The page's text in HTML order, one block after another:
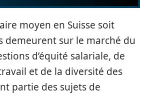
moyen en Suisse soit
demeurent sur le marché du
d’équité salariale, de
et de la diversité des
partie des sujets de